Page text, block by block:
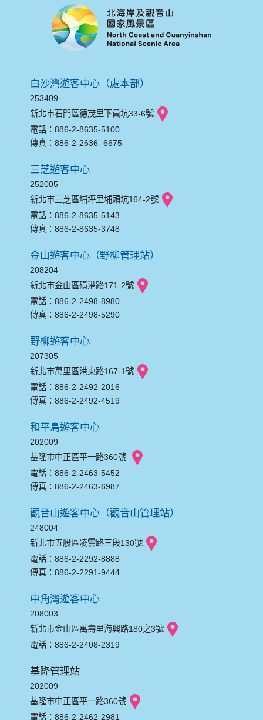
白沙灣遊客中心（處本部）
253409
新北市石門區德茂里下員坑33-6號
電話：886-2-8635-5100
傳真：886-2-2636- 6675
三芝遊客中心
252005
新北市三芝區埔坪里埔頭坑164-2號
電話：886-2-8635-5143
傳真：886-2-8635-3748
金山遊客中心（野柳管理站）
208204
新北市金山區磺港路171-2號
電話：886-2-2498-8980
傳真：886-2-2498-5290
野柳遊客中心
207305
新北市萬里區港東路167-1號
電話：886-2-2492-2016
傳真：886-2-2492-4519
和平島遊客中心
202009
基隆市中正區平一路360號
電話：886-2-2463-5452
傳真：886-2-2463-6987
觀音山遊客中心（觀音山管理站）
248004
新北市五股區凌雲路三段130號
電話：886-2-2292-8888
傳真：886-2-2291-9444
中角灣遊客中心
208003
新北市金山區萬壽里海興路180之3號
電話：886-2-2408-2319
基隆管理站
202009
基隆市中正區平一路360號
電話：886-2-2462-2981